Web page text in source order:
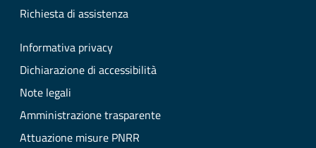
Richiesta di assistenza
Informativa privacy
Dichiarazione di accessibilità
Note legali
Amministrazione trasparente
Attuazione misure PNRR